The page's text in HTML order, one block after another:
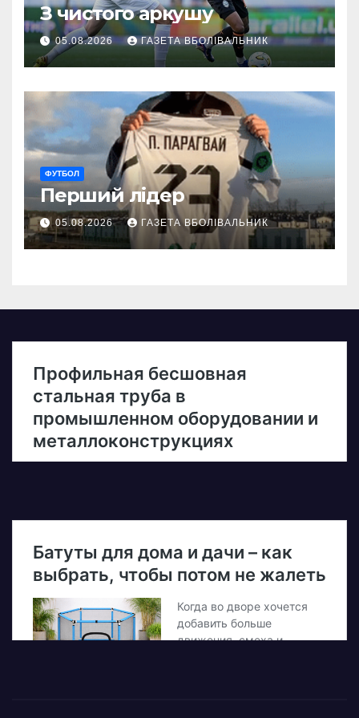
З чистого аркушу
05.08.2026 ГАЗЕТА ВБОЛІВАЛЬНИК
ФУТБОЛ
Перший лідер
05.08.2026 ГАЗЕТА ВБОЛІВАЛЬНИК